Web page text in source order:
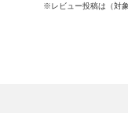
※レビュー投稿は（対